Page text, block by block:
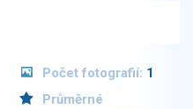
Počet fotografií: 1
Průměrné